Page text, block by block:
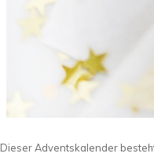
Dieser Adventskalender